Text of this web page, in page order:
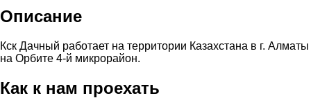
Описание
Кск Дачный работает на территории Казахстана в г. Алматы
на Орбите 4-й микрорайон.
Как к нам проехать